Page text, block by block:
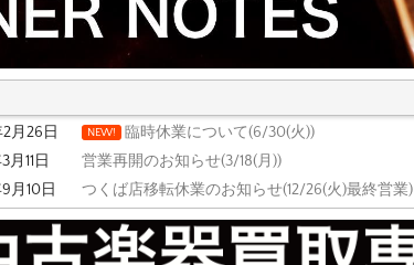
月26日
NEW!
臨時休業について(6/30(火))
月11日
営業再開のお知らせ(3/18(月))
月10日
つくば店移転休業のお知らせ(12/26(火)最終営業)